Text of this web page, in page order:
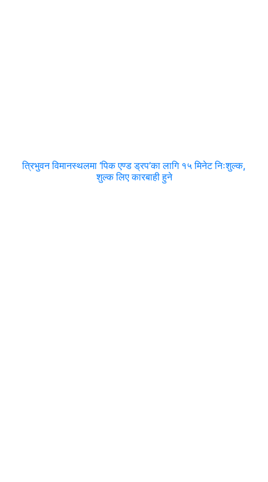
त्रिभुवन विमानस्थलमा ‘पिक एण्ड ड्रप’का लागि १५ मिनेट निःशुल्क,
शुल्क लिए कारबाही हुने